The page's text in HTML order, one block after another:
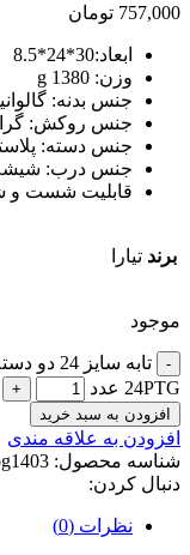
757,000 تومان
ابعاد:30*24*8.5
وزن: 1380 g
جنس بدنه:
جنس روکش:
جنس دسته:
جنس درب: شیشه
قابلیت شست و
برند تیارا
موجود
24PTG عدد
افزودن به سبد خرید
افزودن به علاقه مندی
شناسه محصول:
دنبال کردن:
نظرات (0)